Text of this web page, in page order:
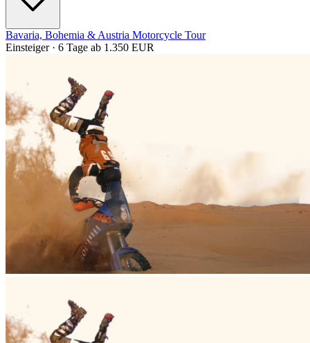
Bavaria, Bohemia & Austria Motorcycle Tour
Einsteiger · 6 Tage ab 1.350 EUR